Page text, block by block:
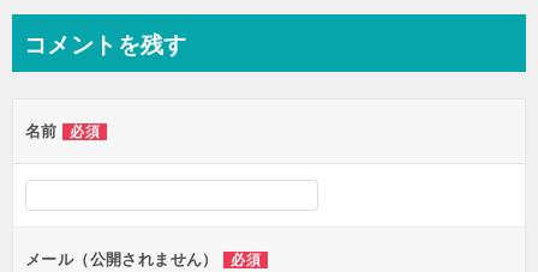
ビ
ー
シ
ョ
ン
コメントを残す
名前 必須
メール（公開されません） 必須